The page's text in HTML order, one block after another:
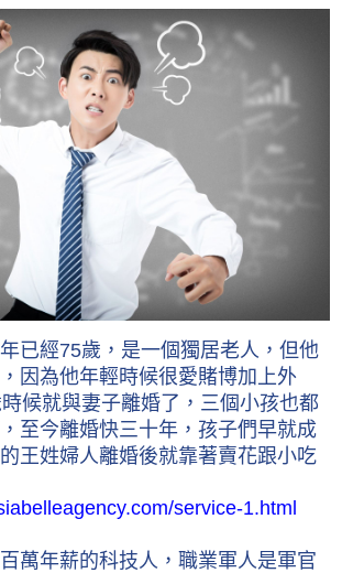
已經75歲，是一個獨居老人，但他
因為他年輕時候很愛賭博加上外
候就與妻子離婚了，三個小孩也都
至今離婚快三十年，孩子們早就成
王姓婦人離婚後就靠著賣花跟小吃
service-1.html
萬年薪的科技人，職業軍人是軍官